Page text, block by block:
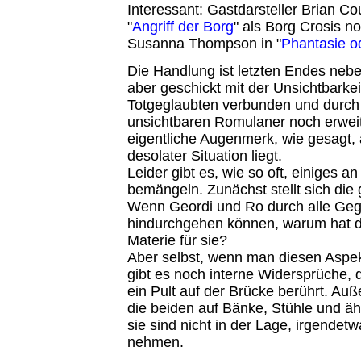
Interessant: Gastdarsteller Brian
"Angriff der Borg" als Borg Crosis
Susanna Thompson in "Phantasie
Die Handlung ist letzten Endes
aber geschickt mit der
Totgeglaubten verbunden und
unsichtbaren Romulaner noch
eigentliche Augenmerk, wie
desolater Situation liegt.
Leider gibt es, wie so oft, einiges
bemängeln. Zunächst stellt sich die
Wenn Geordi und Ro durch alle
hindurchgehen können, warum hat
Materie für sie?
Aber selbst, wenn man diesen
gibt es noch interne Widersprüche,
ein Pult auf der Brücke berührt.
die beiden auf Bänke, Stühle und
sie sind nicht in der Lage,
nehmen.